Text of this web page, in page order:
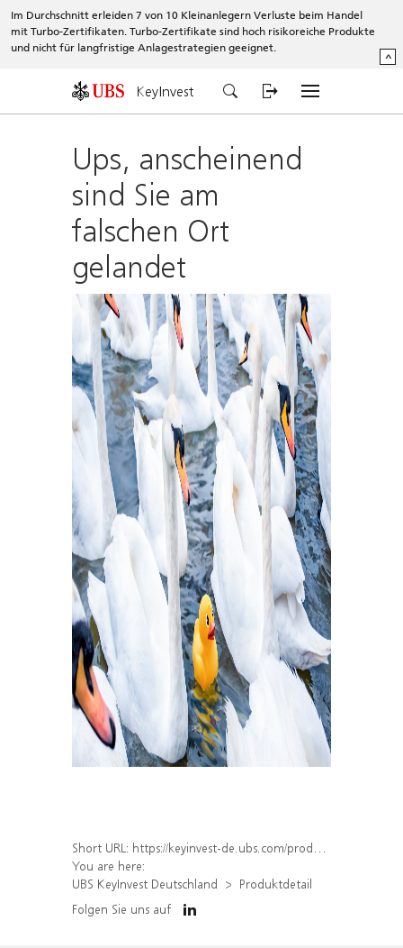
Im Durchschnitt erleiden 7 von 10 Kleinanlegern Verluste beim Handel
mit Turbo-Zertifikaten. Turbo-Zertifikate sind hoch risikoreiche Produkte
und nicht für langfristige Anlagestrategien geeignet.
^
KeyInvest
Ups, anscheinend
sind Sie am
falschen Ort
gelandet
Short URL: https://keyinvest-de.ubs.com/produkt/detail/index/isin/DE000WA658F7
You are here:
UBS KeyInvest Deutschland
Produktdetail
Folgen Sie uns auf